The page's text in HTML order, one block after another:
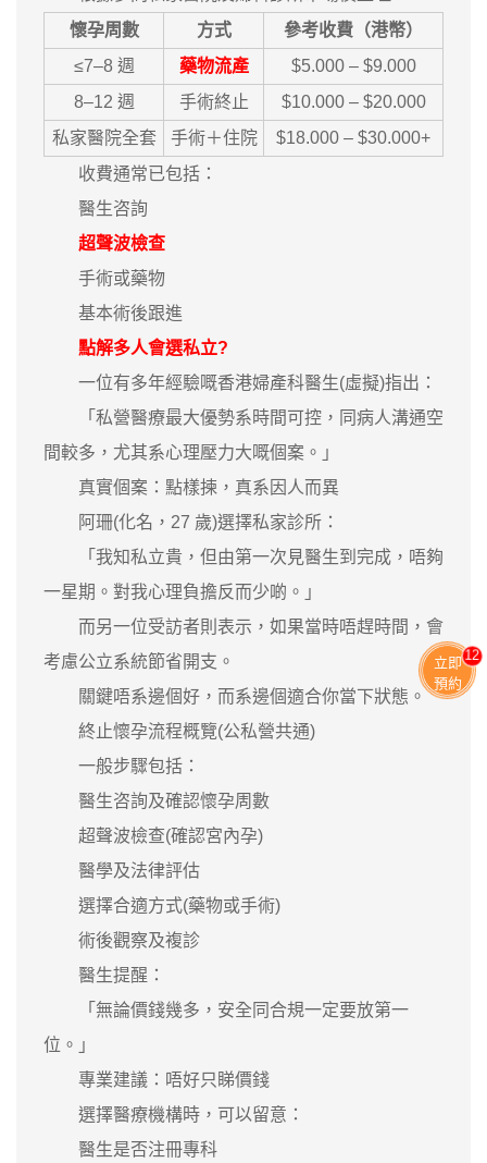
懷孕周數
方式
參考收費（港幣）
≤7–8 週
藥物流產
$5.000 – $9.000
8–12 週
手術終止
$10.000 – $20.000
私家醫院全套
手術＋住院
$18.000 – $30.000+
收費通常已包括：
醫生咨詢
超聲波檢查
手術或藥物
基本術後跟進
點解多人會選私立?
一位有多年經驗嘅香港婦產科醫生(虛擬)指出：
「私營醫療最大優勢系時間可控，同病人溝通空
間較多，尤其系心理壓力大嘅個案。」
真實個案：點樣揀，真系因人而異
阿珊(化名，27 歲)選擇私家診所：
「我知私立貴，但由第一次見醫生到完成，唔夠
一星期。對我心理負擔反而少啲。」
而另一位受訪者則表示，如果當時唔趕時間，會
考慮公立系統節省開支。
關鍵唔系邊個好，而系邊個適合你當下狀態。
終止懷孕流程概覽(公私營共通)
一般步驟包括：
醫生咨詢及確認懷孕周數
超聲波檢查(確認宮內孕)
醫學及法律評估
選擇合適方式(藥物或手術)
術後觀察及複診
醫生提醒：
「無論價錢幾多，安全同合規一定要放第一
位。」
專業建議：唔好只睇價錢
選擇醫療機構時，可以留意：
醫生是否注冊專科
立即
預約
11